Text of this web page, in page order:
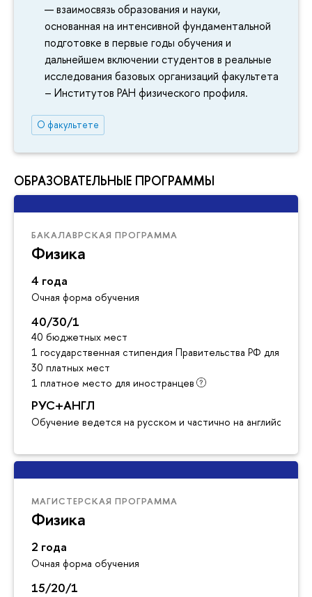
взаимосвязь образования и науки,
основанная на интенсивной фундаментальной
подготовке в первые годы обучения и
дальнейшем включении студентов в реальные
исследования базовых организаций факультета
– Институтов РАН физического профиля.
О факультете
ОБРАЗОВАТЕЛЬНЫЕ ПРОГРАММЫ
БАКАЛАВРСКАЯ ПРОГРАММА
Физика
4 года
Очная форма обучения
40/30/1
40 бюджетных мест
1 государственная стипендия Правительства РФ для
30 платных мест
1 платное место для иностранцев
РУС+АНГЛ
Обучение ведется на русском и частично на английском
МАГИСТЕРСКАЯ ПРОГРАММА
Физика
2 года
Очная форма обучения
15/20/1